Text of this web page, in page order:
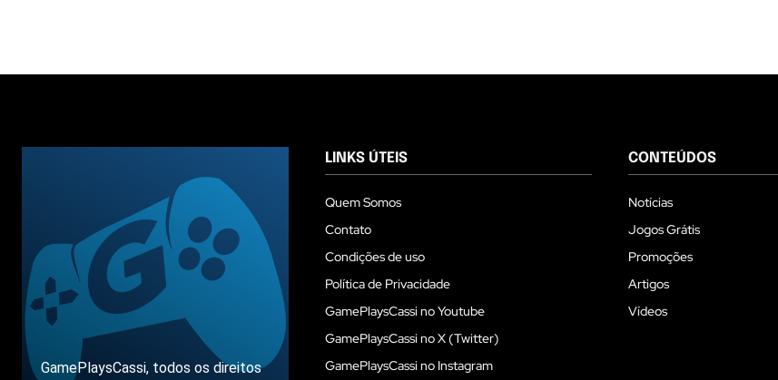
GamePlaysCassi, todos os direitos
LINKS ÚTEIS
Quem Somos
Contato
Condições de uso
Política de Privacidade
GamePlaysCassi no Youtube
GamePlaysCassi no X (Twitter)
GamePlaysCassi no Instagram
CONTEÚDOS
Notícias
Jogos Grátis
Promoções
Artigos
Vídeos